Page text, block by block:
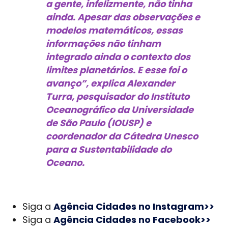
a gente, infelizmente, não tinha
ainda. Apesar das observações e
modelos matemáticos, essas
informações não tinham
integrado ainda o contexto dos
limites planetários. E esse foi o
avanço”, explica Alexander
Turra, pesquisador do Instituto
Oceanográfico da Universidade
de São Paulo (IOUSP) e
coordenador da Cátedra Unesco
para a Sustentabilidade do
Oceano.
Siga a Agência Cidades no Instagram>>
Siga a Agência Cidades no Facebook>>